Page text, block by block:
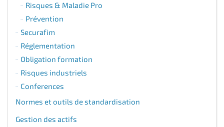
Risques & Maladie Pro
Prévention
Securafim
Réglementation
Obligation formation
Risques industriels
Conferences
Normes et outils de standardisation
Gestion des actifs